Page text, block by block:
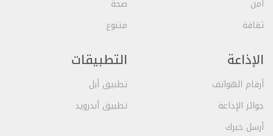
أمن
ثقافة
صحة
متنوع
الإذاعة
أرقام الهواتف
جوائز الإذاعة
أرسل خبرك
التطبيقات
تطبيق أبل
تطبيق أندرويد